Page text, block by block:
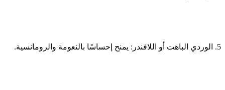
5. الوردي الباهت أو اللافندر: يمنح إحساسًا بالنعومة والرومانسية.